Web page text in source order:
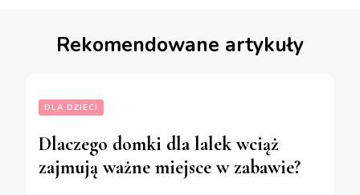
Rekomendowane artykuły
DLA DZIECI
Dlaczego domki dla lalek wciąż
zajmują ważne miejsce w zabawie?